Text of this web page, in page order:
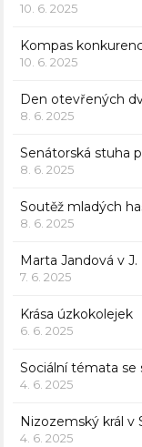
10. 6. 2025
Kompas
10. 6. 2025
Den otevřených
8. 6. 2025
Senátorská stuha
8. 6. 2025
Soutěž mladých
8. 6. 2025
Marta Jandová v J.
7. 6. 2025
Krása úzkokolejek
6. 6. 2025
Sociální témata se
4. 6. 2025
Nizozemský král v
4. 6. 2025